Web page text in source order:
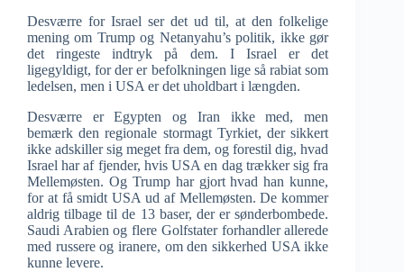
Desværre for Israel ser det ud til, at den folkelige
mening om Trump og Netanyahu’s politik, ikke gør
det ringeste indtryk på dem. I Israel er det
ligegyldigt, for der er befolkningen lige så rabiat som
ledelsen, men i USA er det uholdbart i længden.
Desværre er Egypten og Iran ikke med, men
bemærk den regionale stormagt Tyrkiet, der sikkert
ikke adskiller sig meget fra dem, og forestil dig, hvad
Israel har af fjender, hvis USA en dag trækker sig fra
Mellemøsten. Og Trump har gjort hvad han kunne,
for at få smidt USA ud af Mellemøsten. De kommer
aldrig tilbage til de 13 baser, der er sønderbombede.
Saudi Arabien og flere Golfstater forhandler allerede
med russere og iranere, om den sikkerhed USA ikke
kunne levere.